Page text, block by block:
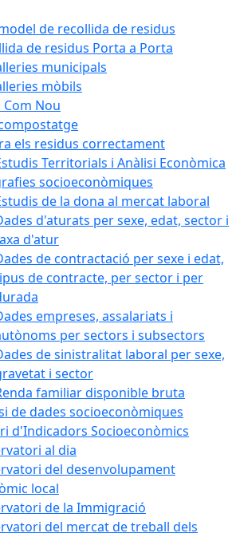
de recollida de residus
de residus Porta a Porta
municipals
mòbils
Com Nou
els residus correctament
Territorials i Anàlisi Econòmica
socioeconòmiques
de la dona al mercat laboral
d'aturats per sexe, edat, sector i
d'atur
de contractació per sexe i edat,
de contracte, per sector i per
empreses, assalariats i
per sectors i subsectors
de sinistralitat laboral per sexe,
i sector
familiar disponible bruta
de dades socioeconòmiques
d'Indicadors Socioeconòmics
al dia
del desenvolupament
local
de la Immigració
del mercat de treball dels